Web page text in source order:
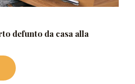
defunto da casa alla